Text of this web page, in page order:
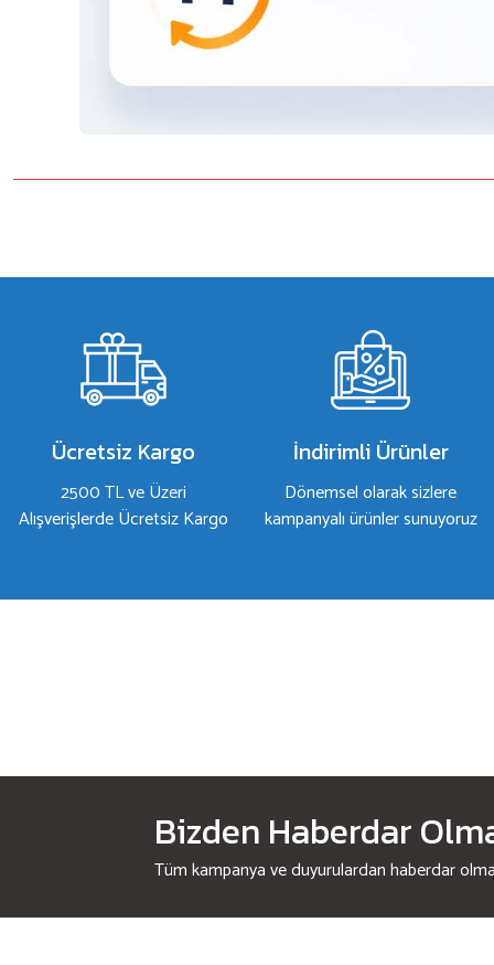
Ürün açıklamasında eksik bilgiler bulunuyor.
Ürün bilgilerinde hatalar bulunuyor.
Ürün fiyatı diğer sitelerden daha pahalı.
Bu ürüne benzer farklı alternatifler olmalı.
Ücretsiz Kargo
2500 TL ve Üzeri
Alışverişlerde Ücretsiz Kargo
İndirimli Ürünler
Dönemsel olarak sizlere
kampanyalı ürünler sunuyoruz
Bizden Haberdar
Tüm kampanya ve duyurulardan haberdar